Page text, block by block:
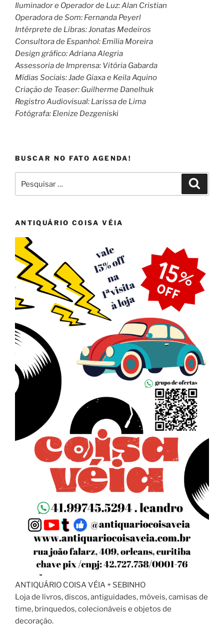
Iluminador e Operador de Luz: Alan Cristian
Operadora de Som: Fernanda Peyerl
Intérprete de Libras: Jonatas Medeiros
Consultora de Espanhol: Emília Moreira
Design gráfico: Adriana Alegria
Assessoria de Imprensa: Vitória Gabarda
Mídias Sociais: Jade Giaxa e Keila Aquino
Criação de Teaser: Guilherme Danelhuk
Registro Audiovisual: Larissa de Lima
Fotógrafa: Elenize Dezgeniski
BUSCAR NO FATO AGENDA!
por:
ANTIQUÁRIO COISA VÉIA
ANTIQUÁRIO COISA VÉIA + SEBINHO
Loja de livros, discos, antiguidades, móveis, camisas de
time, brinquedos, colecionáveis e objetos de
decoração.